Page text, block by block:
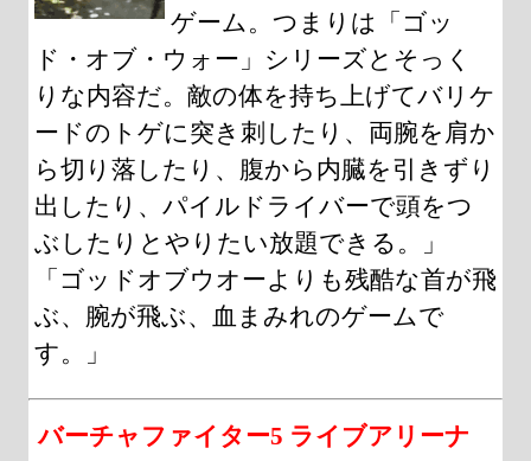
ゲーム。つまりは「ゴッ
ド・オブ・ウォー」シリーズとそっく
りな内容だ。敵の体を持ち上げてバリケ
ードのトゲに突き刺したり、両腕を肩か
ら切り落したり、腹から内臓を引きずり
出したり、パイルドライバーで頭をつ
ぶしたりとやりたい放題できる。」
「ゴッドオブウオーよりも残酷な首が飛
ぶ、腕が飛ぶ、血まみれのゲームで
す。」
バーチャファイター5 ライブアリーナ